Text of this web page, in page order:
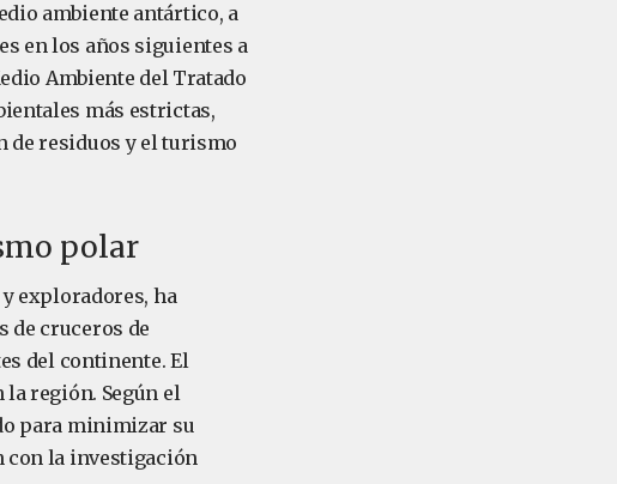
ambiente antártico, a
en los años siguientes a
Ambiente del Tratado
más estrictas,
de residuos y el turismo
polar
exploradores, ha
de cruceros de
del continente. El
región. Según el
para minimizar su
con la investigación